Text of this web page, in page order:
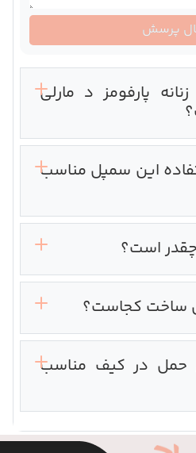
پارفومز د مارلی
این سمپل مناسب
چقدر است؟
ساخت کجاست؟
حمل در کیف مناسب
پرسش